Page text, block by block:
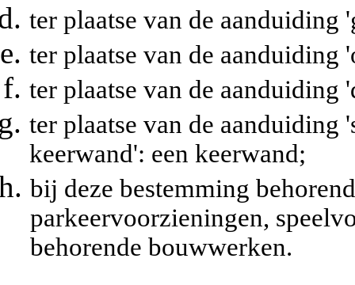
ter plaatse van de aanduiding
ter plaatse van de aanduiding
ter plaatse van de aanduiding
ter plaatse van de
keerwand': een keerwand;
bij deze bestemming
parkeervoorzieningen,
behorende bouwwerken.